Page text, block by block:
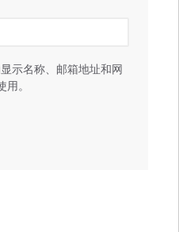
示名称、邮箱地址和网
。